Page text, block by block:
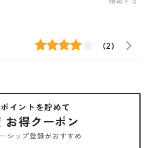
(2)
イントを貯めて
お得クーポン
シップ登録がおすすめ